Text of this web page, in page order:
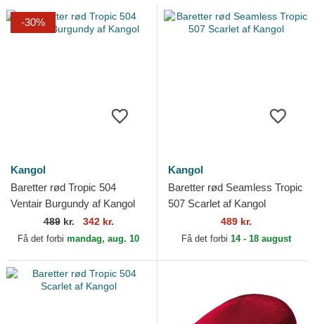
-30%
Kangol
Baretter rød Tropic 504
Ventair Burgundy af Kangol
489kr. 342 kr.
Få det forbi mandag, aug. 10
Kangol
Baretter rød Seamless Tropic
507 Scarlet af Kangol
489 kr.
Få det forbi 14 - 18 august